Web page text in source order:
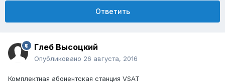
Ответить
Глеб Высоцкий
Опубликовано 26 августа, 2016
Комплектная абонентская станция VSAT